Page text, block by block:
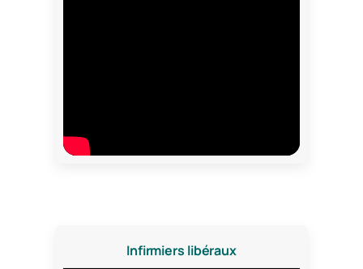
Infirmiers libéraux